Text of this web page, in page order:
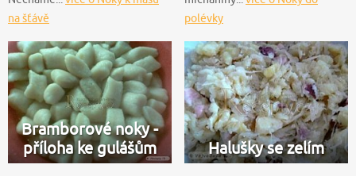
na šťávě
polévky
Bramborové noky -
příloha ke gulášům
Halušky se zelím